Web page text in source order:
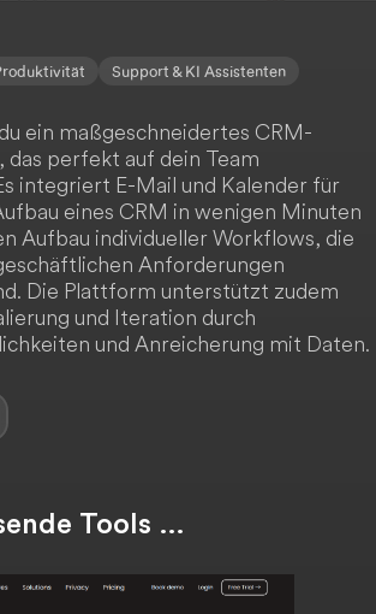
Support & KI Assistenten
ein maßgeschneidertes CRM-
das perfekt auf dein Team
integriert E-Mail und Kalender für
eines CRM in wenigen Minuten
Aufbau individueller Workflows, die
Anforderungen
Die Plattform unterstützt zudem
und Iteration durch
und Anreicherung mit Daten.
Tools …